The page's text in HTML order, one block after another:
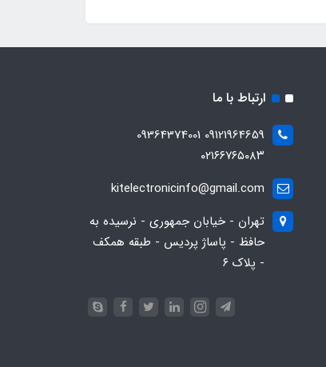
ارتباط با ما
09121964659 09364374001
۰۲۱۶۶۷۶۵۰۸۳
kitelectronicinfo@gmail.com
تهران - خیابان جمهوری - نرسیده به
حافظ - پاساژ پردیس - طبقه همکف
- پلاک ۶